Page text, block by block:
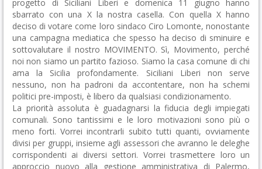
progetto di Siciliani Liberi e domenica 11 giugno hanno
sbarrato con una X la nostra casella. Con quella X hanno
deciso di votare come loro sindaco Ciro Lomonte, nonostante
una campagna mediatica che spesso ha deciso di sminuire e
sottovalutare il nostro MOVIMENTO. Sì, Movimento, perché
noi non siamo un partito fazioso. Siamo la casa comune di chi
ama la Sicilia profondamente. Siciliani Liberi non serve
nessuno, non ha padroni da accontentare, non ha schemi
politici pre-imposti, è libero da qualsiasi condizionamento.
La priorità assoluta è guadagnarsi la fiducia degli impiegati
comunali. Sono tantissimi e le loro motivazioni sono più o
meno forti. Vorrei incontrarli subito tutti quanti, ovviamente
divisi per gruppi, insieme agli assessori che avranno le deleghe
corrispondenti ai diversi settori. Vorrei trasmettere loro un
approccio nuovo alla gestione amministrativa di Palermo,